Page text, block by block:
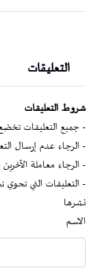
التعليقات
شروط التعليقات
- جميع التعليقات
- الرجاء عدم إرسال
- الرجاء معاملة الآخرين
- التعليقات التي
نشرها
الاسم